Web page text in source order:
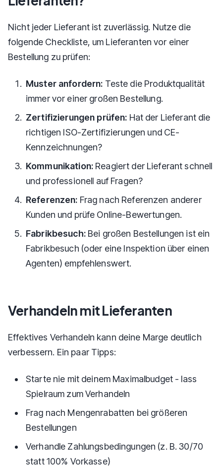
Nicht jeder Lieferant ist zuverlässig. Nutze die
folgende Checkliste, um Lieferanten vor einer
Bestellung zu prüfen:
Muster anfordern: Teste die Produktqualität
immer vor einer großen Bestellung.
Zertifizierungen prüfen: Hat der Lieferant die
richtigen ISO-Zertifizierungen und CE-
Kennzeichnungen?
Kommunikation: Reagiert der Lieferant schnell
und professionell auf Fragen?
Referenzen: Frag nach Referenzen anderer
Kunden und prüfe Online-Bewertungen.
Fabrikbesuch:Bei großen Bestellungen ist ein
Fabrikbesuch (oder eine Inspektion über einen
Agenten) empfehlenswert.
Verhandeln mit Lieferanten
Effektives Verhandeln kann deine Marge deutlich
verbessern. Ein paar Tipps:
Starte nie mit deinem Maximalbudget - lass
Spielraum zum Verhandeln
Frag nach Mengenrabatten bei größeren
Bestellungen
Verhandle Zahlungsbedingungen (z. B. 30/70
statt 100% Vorkasse)